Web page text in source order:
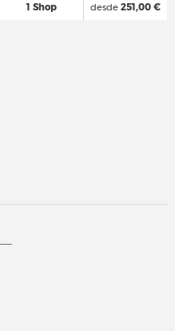
1 Shop desde251,00 €